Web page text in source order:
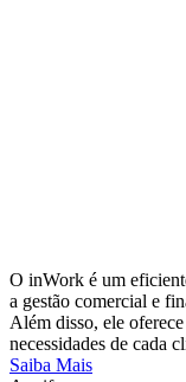
O inWork é um
a gestão comercial e
Além disso, ele
necessidades de cada
Saiba Mais